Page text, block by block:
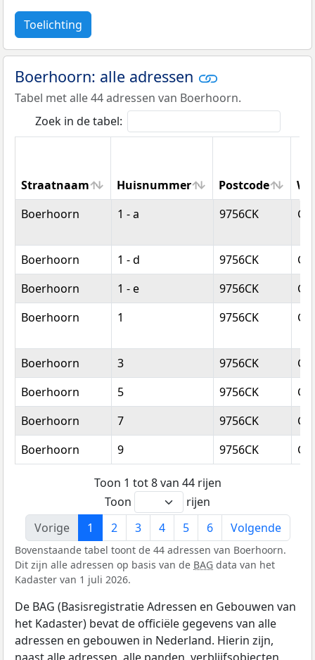
Toelichting
Boerhoorn: alle adressen
Tabel met alle 44 adressen van Boerhoorn.
Zoek in de tabel:
Straatnaam Huisnummer Postcode
Straatnaam
Huisnummer Postcode
Boerhoorn 1 - a 9756CK
Boerhoorn 1 - d 9756CK
Boerhoorn
1 - e 9756CK
Boerhoorn
1 9756CK
Boerhoorn 3 9756CK
Boerhoorn
5 9756CK
Boerhoorn
7 9756CK
Boerhoorn
9 9756CK
Toon 1 tot 8 van 44 rijen
Toon
rijen
Vorige
1 2 3 4 5 6 Volgende
Bovenstaande tabel toont de 44 adressen van Boerhoorn.
Dit zijn alle adressen op basis van de BAG data van het
Kadaster van 1 juli 2026.
De BAG (Basisregistratie Adressen en Gebouwen van
het Kadaster) bevat de officiële gegevens van alle
adressen en gebouwen in Nederland. Hierin zijn,